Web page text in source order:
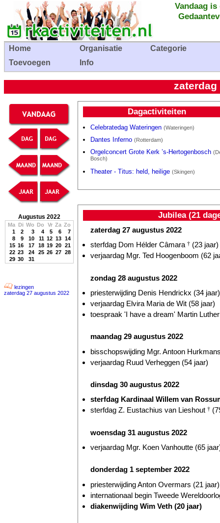
Vandaag
Home Organisatie
Categorie
Toevoegen
Info
zaterdag
Augustus 2022
Ma Di Wo Do Vr Za Zo
1
2 3 4 5 6
7
8
9 10 11 12 13 14
15 16 17 18 19 20 21
22 23 24 25 26 27 28
29 30 31
lezingen
zaterdag 27 augustus 2022
Dagactiviteiten
Celebratedag Wateringen (Wateringen)
Dantes Inferno (Rotterdam)
Orgelconcert Grote Kerk ’s-Hertogenbosch
Bosch)
Theater - Titus: held, heilige (Skingen)
Jubilea (21
zaterdag 27 augustus 2022
sterfdag Dom Hélder Câmara † (23 jaar)
verjaardag Mgr. Ted Hoogenboom (62
zondag 28 augustus 2022
priesterwijding Denis Hendrickx (34 jaar)
verjaardag Elvira Maria de Wit (58 jaar)
toespraak 'I have a dream' Martin
maandag 29 augustus 2022
bisschopswijding Mgr. Antoon
verjaardag Ruud Verheggen (54 jaar)
dinsdag 30 augustus 2022
sterfdag Kardinaal Willem van
sterfdag Z. Eustachius van Lieshout †
woensdag 31 augustus 2022
verjaardag Mgr. Koen Vanhoutte (65
donderdag 1 september 2022
priesterwijding Anton Overmars (21 jaar)
internationaal begin Tweede
diakenwijding Wim Veth (20 jaar)